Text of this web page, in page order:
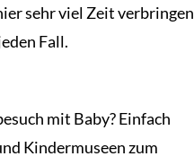
sehr viel Zeit verbringen
Fall.
mit Baby? Einfach
Kindermuseen zum